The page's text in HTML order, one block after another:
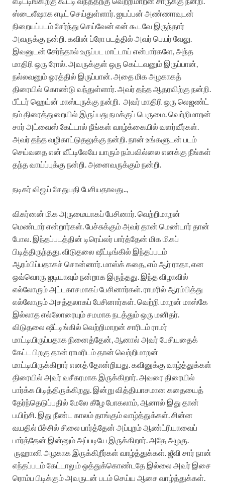
ஸ்டைலீஷாக எடிட் செய்துள்ளார். ஐயப்பன் அண்ணாவுடன்
நிறையப்படம் சேர்ந்து செய்வேன் என் கூடவே இருந்தார்
அவருக்கு நன்றி. கவின் ப்ரோ படத்தில் அவர் பெயர் வேலு.
இவனுடன் சேர்ந்தால் உருப்பட மாட்டாய் என்பார்களே, அந்த
மாதிரி ஒரு ரோல். அவருக்குள் ஒரு கெட்டவனும் இருப்பான்,
நல்லவனும் ஓரத்தில் இருப்பான். அதை மிக அழகாகத்
திரையில் கொண்டு வந்துள்ளார். அவர் தந்த ஆதரவிற்கு நன்றி.
பீட்டர் ஹெய்ன் மாஸ்டருக்கு நன்றி. அவர் மாதிரி ஒரு லெஜண்ட்
நம் திரைத்துறையில் இருப்பது நமக்குப் பெருமை. வெற்றிமாறன்
சார் அட்வைஸ் கேட்டால் நீங்கள் வாழ்க்கையில் வளர்வீர்கள்.
அவர் தந்த வழிகாட்டுதலுக்கு நன்றி. நான் உங்களுடன் படம்
செய்வதை என் வீட்டிலேயே யாரும் நம்பவில்லை எனக்கு நீங்கள்
தந்த வாய்ப்புக்கு நன்றி. அனைவருக்கும் நன்றி.
நடிகர் விஜய் சேதுபதி பேசியதாவது..,
விகர்னன் மிக அருமையாகப் பேசினார். வெற்றிமாறன்
மெண்டார் என்றார்கள். பேச்சுக்கும் அவர் தான் மெண்டார் தான்
போல. இந்தப்படத்தின் டிரெய்லர் பார்த்தேன் மிக மிகப்
பிடித்திருந்தது. விடுதலை ஷீட்டிங்கில் இந்தப்படம்
ஆரம்பிப்பதாகச் சொன்னார். மாஸ்க் கதை, எம் ஆர் ராதா, என
ஒவ்வொரு ஐடியாவும் நன்றாக இருந்தது. இந்த விழாவில்
எல்லோரும் அட்டகாசமாகப் பேசினார்கள். ராமரில் ஆரம்பித்து
எல்லோரும் அசத்தலாகப் பேசினார்கள். வெற்றி மாறன் மாஸ்கே
இல்லாத எல்லோரையும் சமமாக நடத்தும் ஒரு மனிதர்.
விடுதலை ஷீட்டிங்கில் வெற்றிமாறன் சாரிடம் ராமர்
மாட்டியிருப்பதாக நினைத்தேன், ஆனால் அவர் பேசியதைக்
கேட்ட பிறகு தான் ராமரிடம் தான் வெற்றிமாறன்
மாட்டியிருக்கிறார் எனத் தோன்றியது. கவினுக்கு வாழ்த்துக்கள்
திரையில் அவர் வசீகரமாக இருக்கிறார். அவரை திரையில்
பார்க்க பிடித்திருக்கிறது. இன்று வித்தியாசமான கதையைத்
தேர்ந்தெடுப்பதில் மேலே கீழே போகலாம், ஆனால் இது தான்
பயிற்சி. இது நீண்ட காலம் தாங்கும் வாழ்த்துக்கள். சின்ன
வயதில் பீச்சில் சிலை பார்த்தேன் அப்புறம் ஆண்ட்ரியாவைப்
பார்த்தேன் இன்னும் அப்படியே இருக்கிறார். அதே அழகு.
ருஹானி அழகாக இருக்கிறீர்கள் வாழ்த்துக்கள். ஜீவி சார் நான்
எந்தப்படம் கேட்டாலும் ஒத்துக்கொண்டதே இல்லை அவர் இசை
ரொம்ப பிடிக்கும் அவருடன் படம் செய்ய ஆசை வாழ்த்துக்கள்.